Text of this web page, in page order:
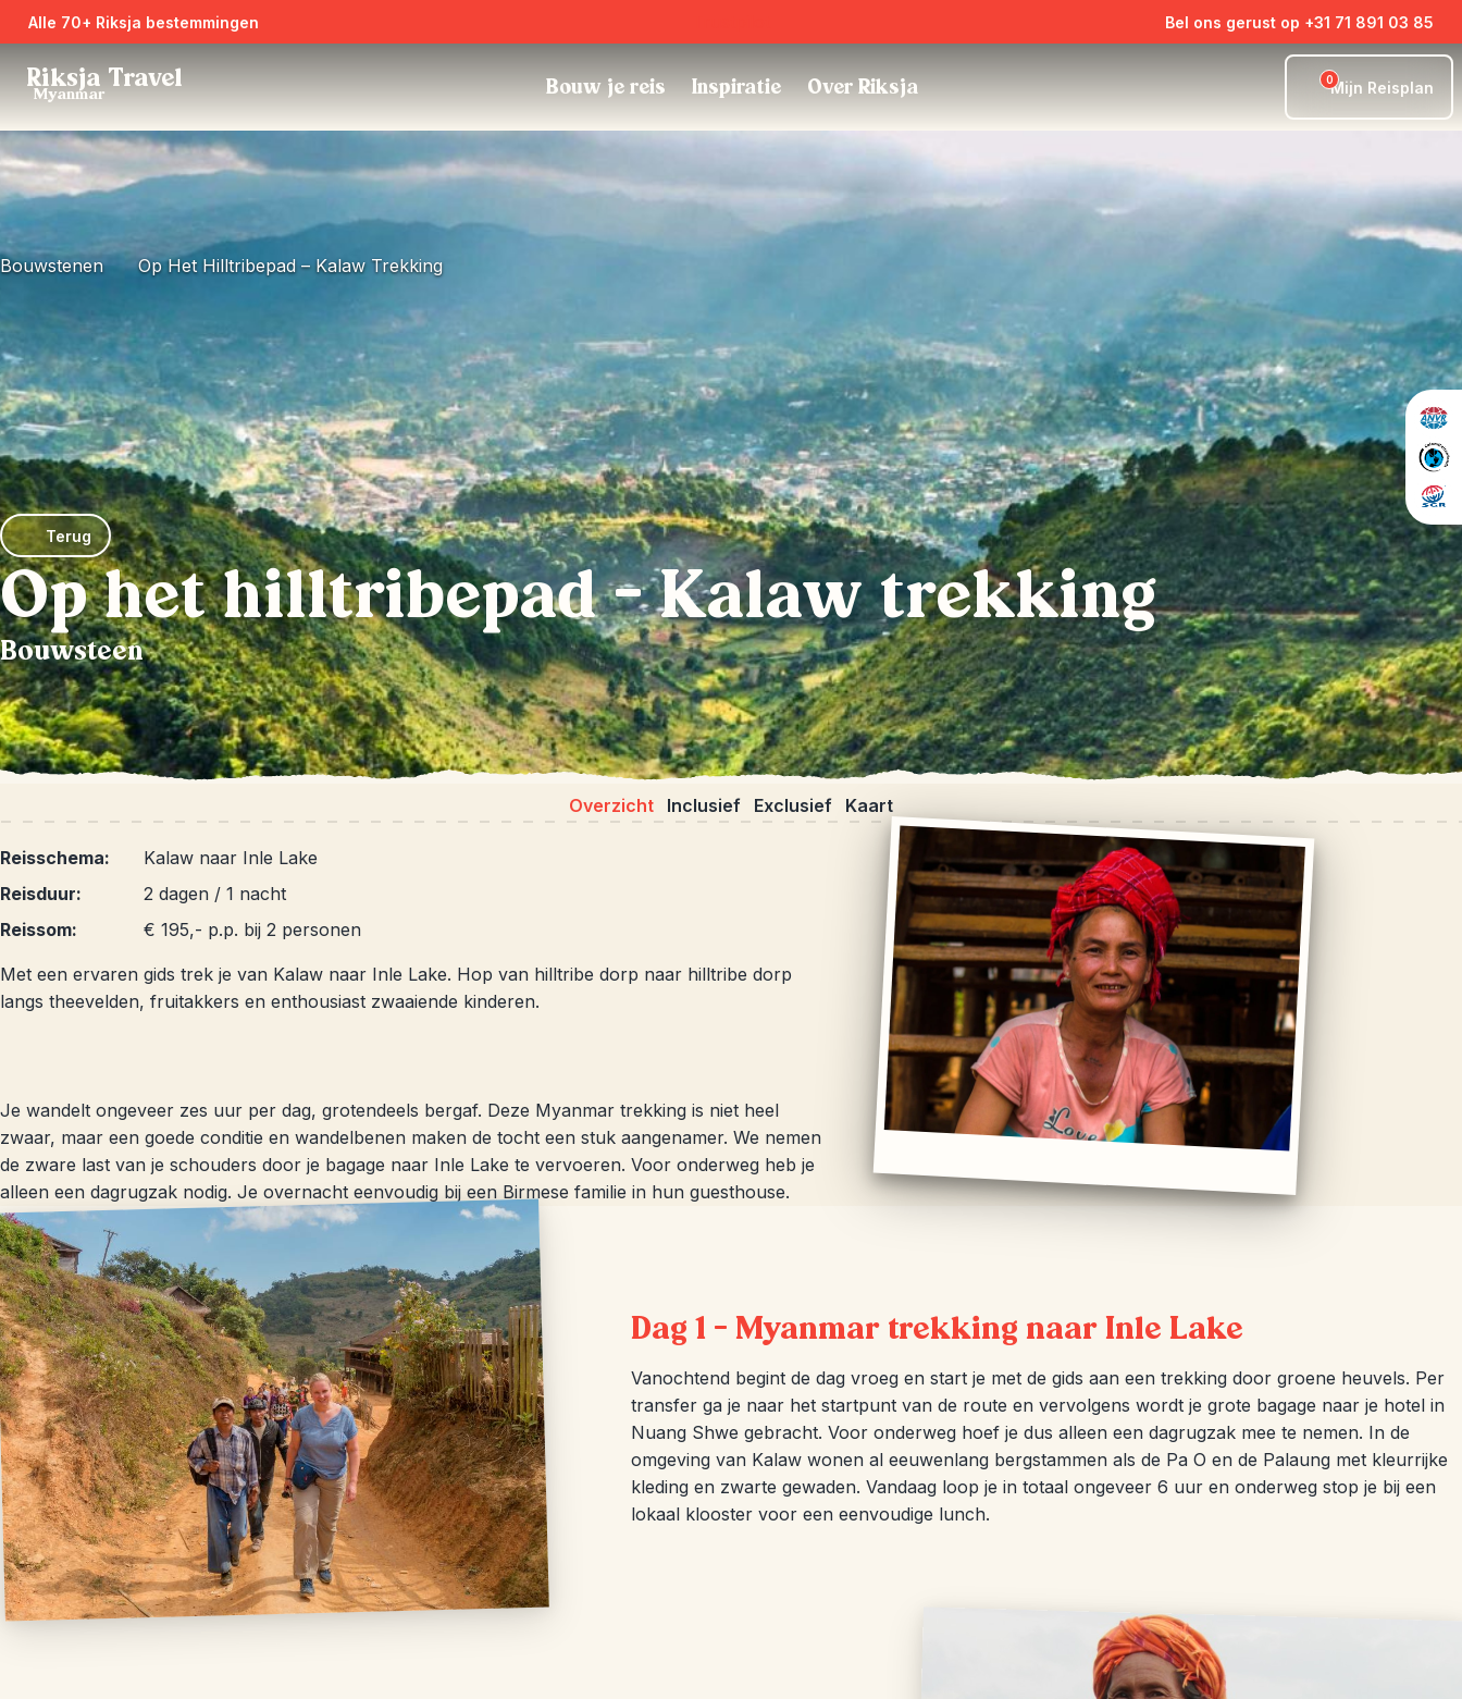
Alle 70+ Riksja bestemmingen Bel ons gerust op +31 71 891 03 85
Riksja Travel
Myanmar Bouw je reis Inspiratie Over Riksja 0Mijn Reisplan
Bouwstenen Op Het Hilltribepad – Kalaw Trekking
Terug
Op het hilltribepad – Kalaw trekking
Bouwsteen
Overzicht Inclusief Exclusief Kaart
Reisschema:
Kalaw naar Inle Lake
Reisduur:
2 dagen / 1 nacht
Reissom:
€ 195,- p.p. bij 2 personen
Met een ervaren gids trek je van Kalaw naar Inle Lake. Hop van hilltribe dorp naar hilltribe dorp
langs theevelden, fruitakkers en enthousiast zwaaiende kinderen.
Je wandelt ongeveer zes uur per dag, grotendeels bergaf. Deze Myanmar trekking is niet heel
zwaar, maar een goede conditie en wandelbenen maken de tocht een stuk aangenamer. We nemen
de zware last van je schouders door je bagage naar Inle Lake te vervoeren. Voor onderweg heb je
alleen een dagrugzak nodig. Je overnacht eenvoudig bij een Birmese familie in hun guesthouse.
Dag 1 – Myanmar trekking naar Inle Lake
Vanochtend begint de dag vroeg en start je met de gids aan een trekking door groene heuvels. Per
transfer ga je naar het startpunt van de route en vervolgens wordt je grote bagage naar je hotel in
Nuang Shwe gebracht. Voor onderweg hoef je dus alleen een dagrugzak mee te nemen. In de
omgeving van Kalaw wonen al eeuwenlang bergstammen als de Pa O en de Palaung met kleurrijke
kleding en zwarte gewaden. Vandaag loop je in totaal ongeveer 6 uur en onderweg stop je bij een
lokaal klooster voor een eenvoudige lunch.